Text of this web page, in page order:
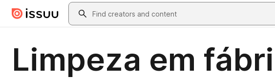
Skip to main contentSearch
Limpeza em